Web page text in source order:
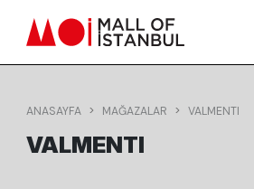
ANASAYFA MAĞAZALAR VALMENTI
VALMENTI